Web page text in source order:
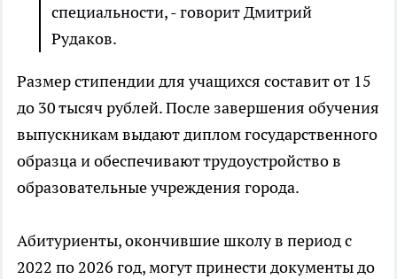
специальности, - говорит Дмитрий
Рудаков.
Размер стипендии для учащихся составит от 15
до 30 тысяч рублей. После завершения обучения
выпускникам выдают диплом государственного
образца и обеспечивают трудоустройство в
образовательные учреждения города.
Абитуриенты, окончившие школу в период с
2022 по 2026 год, могут принести документы до